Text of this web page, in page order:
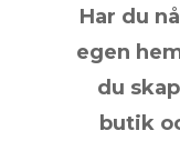
Har du
egen
du
butik